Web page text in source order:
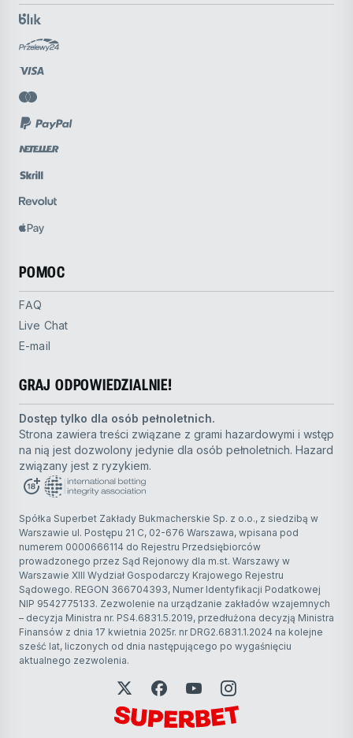
POMOC
FAQ
Live Chat
E-mail
GRAJ ODPOWIEDZIALNIE!
Dostęp tylko dla osób pełnoletnich.
Strona zawiera treści związane z grami hazardowymi i wstęp
na nią jest dozwolony jedynie dla osób pełnoletnich. Hazard
związany jest z ryzykiem.
Spółka Superbet Zakłady Bukmacherskie Sp. z o.o., z siedzibą w
Warszawie ul. Postępu 21 C, 02-676 Warszawa, wpisana pod
numerem 0000666114 do Rejestru Przedsiębiorców
prowadzonego przez Sąd Rejonowy dla m.st. Warszawy w
Warszawie XIII Wydział Gospodarczy Krajowego Rejestru
Sądowego. REGON 366704393, Numer Identyfikacji Podatkowej
NIP 9542775133. Zezwolenie na urządzanie zakładów wzajemnych
– decyzja Ministra nr. PS4.6831.5.2019, przedłużona decyzją Ministra
Finansów z dnia 17 kwietnia 2025r. nr DRG2.6831.1.2024 na kolejne
sześć lat, liczonych od dnia następującego po wygaśnięciu
aktualnego zezwolenia.